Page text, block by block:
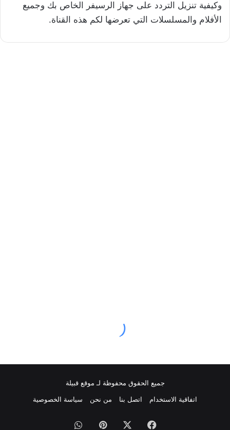
جميع الحقوق محفوظة لـ موقع قبيلة
اتفاقية الاستخدام
اتصل بنا من نحن سياسة الخصوصية
فيسبوك بينتيريستواتساب